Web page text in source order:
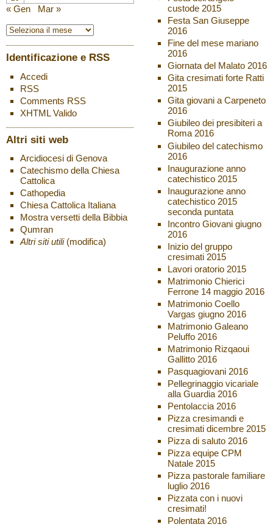
« Gen Mar »
Identificazione e RSS
Accedi
RSS
Comments RSS
XHTMLValido
Altri siti web
Arcidiocesi di Genova
Catechismo della Chiesa
Cattolica
Cathopedia
Chiesa Cattolica Italiana
Mostra versetti della Bibbia
Qumran
Altri siti utili (modifica)
custode 2015
Festa San Giuseppe
2016
Fine del mese mariano
2016
Giornata del Malato 2016
Gita cresimati forte Ratti
2015
Gita giovani a Carpeneto
2016
Giubileo dei presibiteri a
Roma 2016
Giubileo del catechismo
2016
Inaugurazione anno
catechistico 2015
Inaugurazione anno
catechistico 2015
seconda puntata
Incontro Giovani giugno
2016
Inizio del gruppo
cresimati 2015
Lavori oratorio 2015
Matrimonio Chierici
Ferrone 14 maggio 2016
Matrimonio Coello
Vargas giugno 2016
Matrimonio Galeano
Peluffo 2016
Matrimonio Rizqaoui
Gallitto 2016
Pasquagiovani 2016
Pellegrinaggio vicariale
alla Guardia 2016
Pentolaccia 2016
Pizza cresimandi e
cresimati dicembre 2015
Pizza di saluto 2016
Pizza equipe CPM
Natale 2015
Pizza pastorale familiare
luglio 2016
Pizzata con i nuovi
cresimati!
Polentata 2016